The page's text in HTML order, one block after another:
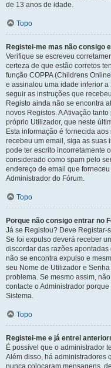
de 13 anos de idade.
Topo
Registei-me mas não consigo
Verifique se escreveu
certeza de que estão corretos
função COPPA (Childrens
e assinalou uma idade inferior
seguir as instruções que
Registo ainda não se encontra
novos Registos. A Ativação
próprio Utilizador, que neste
Esta informação é fornecida
recebeu um email, siga as suas
pode ter escrito incorretamente
considerado como spam pelo
endereço de email que
Administrador do Fórum.
Topo
Porque não consigo entrar no
Já se Registou? Deve Registar-
Se foi expulso deverá receber
discordar das razões apontadas
não se encontra expulso e
seu Nome de Utilizador e
problema. Se mesmo assim,
contacte o Administrador
Sistema.
Topo
Registei-me e já entrei
É possível que o administrador
Além disso, há administradores
nunca colocaram mensagens,